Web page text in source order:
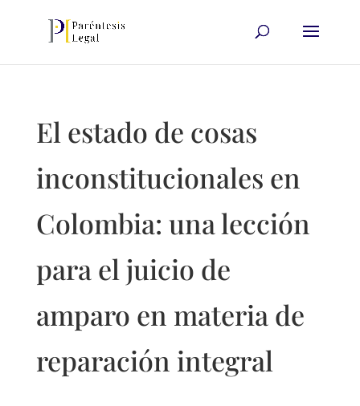
El estado de cosas
inconstitucionales en
Colombia: una lección
para el juicio de
amparo en materia de
reparación integral